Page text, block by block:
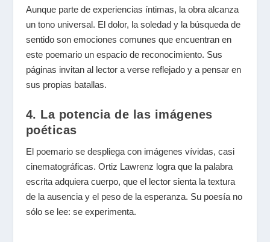
Aunque parte de experiencias íntimas, la obra alcanza
un tono universal. El dolor, la soledad y la búsqueda de
sentido son emociones comunes que encuentran en
este poemario un espacio de reconocimiento. Sus
páginas invitan al lector a verse reflejado y a pensar en
sus propias batallas.
4. La potencia de las imágenes
poéticas
El poemario se despliega con imágenes vívidas, casi
cinematográficas. Ortiz Lawrenz logra que la palabra
escrita adquiera cuerpo, que el lector sienta la textura
de la ausencia y el peso de la esperanza. Su poesía no
sólo se lee: se experimenta.